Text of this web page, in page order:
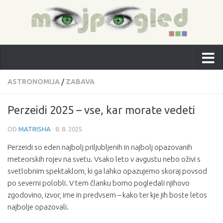
ASTRONOMIJA / ZABAVA
Perzeidi 2025 – vse, kar morate vedeti
OD MATRISHA · 8. 8. 2025
Perzeidi so eden najbolj priljubljenih in najbolj opazovanih
meteorskih rojev na svetu. Vsako leto v avgustu nebo oživi s
svetlobnim spektaklom, ki ga lahko opazujemo skoraj povsod
po severni polobli. V tem članku bomo pogledali njihovo
zgodovino, izvor, ime in predvsem – kako ter kje jih boste letos
najbolje opazovali.